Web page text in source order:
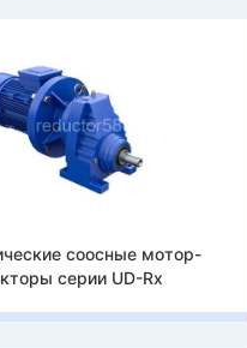
соосные мотор-
серии UD-Rx